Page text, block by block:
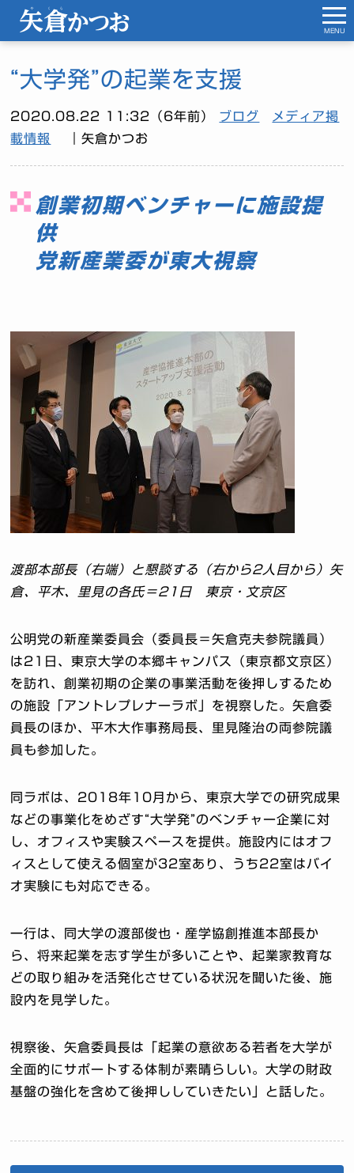
“大学発”の起業を支援
2020.08.22 11:32（6年前） ブログ
メディア掲
載情報
｜矢倉かつお
創業初期ベンチャーに施設提
供
党新産業委が東大視察
渡部本部長（右端）と懇談する（右から2人目から）矢
倉、平木、里見の各氏＝21日 東京・文京区
公明党の新産業委員会（委員長＝矢倉克夫参院議員）
は21日、東京大学の本郷キャンパス（東京都文京区）
を訪れ、創業初期の企業の事業活動を後押しするため
の施設「アントレプレナーラボ」を視察した。矢倉委
員長のほか、平木大作事務局長、里見隆治の両参院議
員も参加した。
同ラボは、2018年10月から、東京大学での研究成果
などの事業化をめざす“大学発”のベンチャー企業に対
し、オフィスや実験スペースを提供。施設内にはオフ
ィスとして使える個室が32室あり、うち22室はバイ
オ実験にも対応できる。
一行は、同大学の渡部俊也・産学協創推進本部長か
ら、将来起業を志す学生が多いことや、起業家教育な
どの取り組みを活発化させている状況を聞いた後、施
設内を見学した。
視察後、矢倉委員長は「起業の意欲ある若者を大学が
全面的にサポートする体制が素晴らしい。大学の財政
基盤の強化を含めて後押ししていきたい」と話した。
MENU